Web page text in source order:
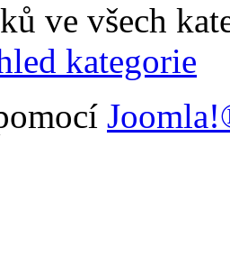
ve všech
kategorie